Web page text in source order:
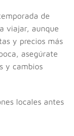
de
viajar, aunque
y precios más
asegúrate
y cambios
locales antes